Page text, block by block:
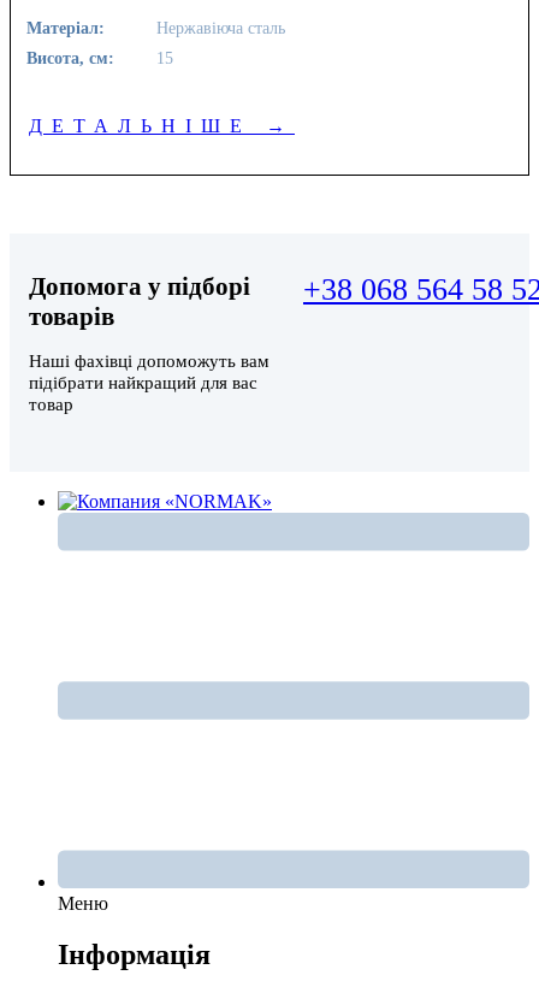
Матеріал:
Нержавіюча сталь
Висота, см:
15
ДЕТАЛЬНІШЕ →
Допомога у підборі
товарів
Наші фахівці допоможуть вам
підібрати найкращий для вас
товар
+38 068 564 58
Меню
Інформація